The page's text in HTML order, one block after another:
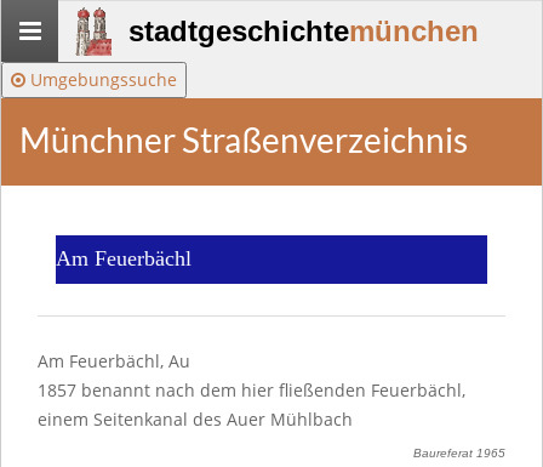
Stadtgeschichte-
München
stadtgeschichtemünchen
Umgebungssuche
Münchner Straßenverzeichnis
Am Feuerbächl
Am Feuerbächl, Au
1857 benannt nach dem hier fließenden Feuerbächl,
einem Seitenkanal des Auer Mühlbach
Baureferat 1965